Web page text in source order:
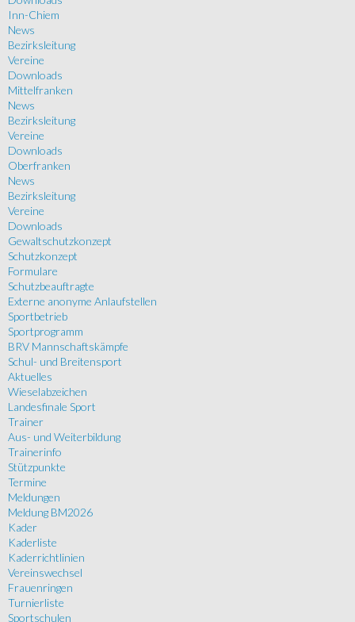
Inn-Chiem
News
Bezirksleitung
Vereine
Downloads
Mittelfranken
News
Bezirksleitung
Vereine
Downloads
Oberfranken
News
Bezirksleitung
Vereine
Downloads
Gewaltschutzkonzept
Schutzkonzept
Formulare
Schutzbeauftragte
Externe anonyme Anlaufstellen
Sportbetrieb
Sportprogramm
BRV Mannschaftskämpfe
Schul- und Breitensport
Aktuelles
Wieselabzeichen
Landesfinale Sport
Trainer
Aus- und Weiterbildung
Trainerinfo
Stützpunkte
Termine
Meldungen
Meldung BM2026
Kader
Kaderliste
Kaderrichtlinien
Vereinswechsel
Frauenringen
Turnierliste
Sportschulen